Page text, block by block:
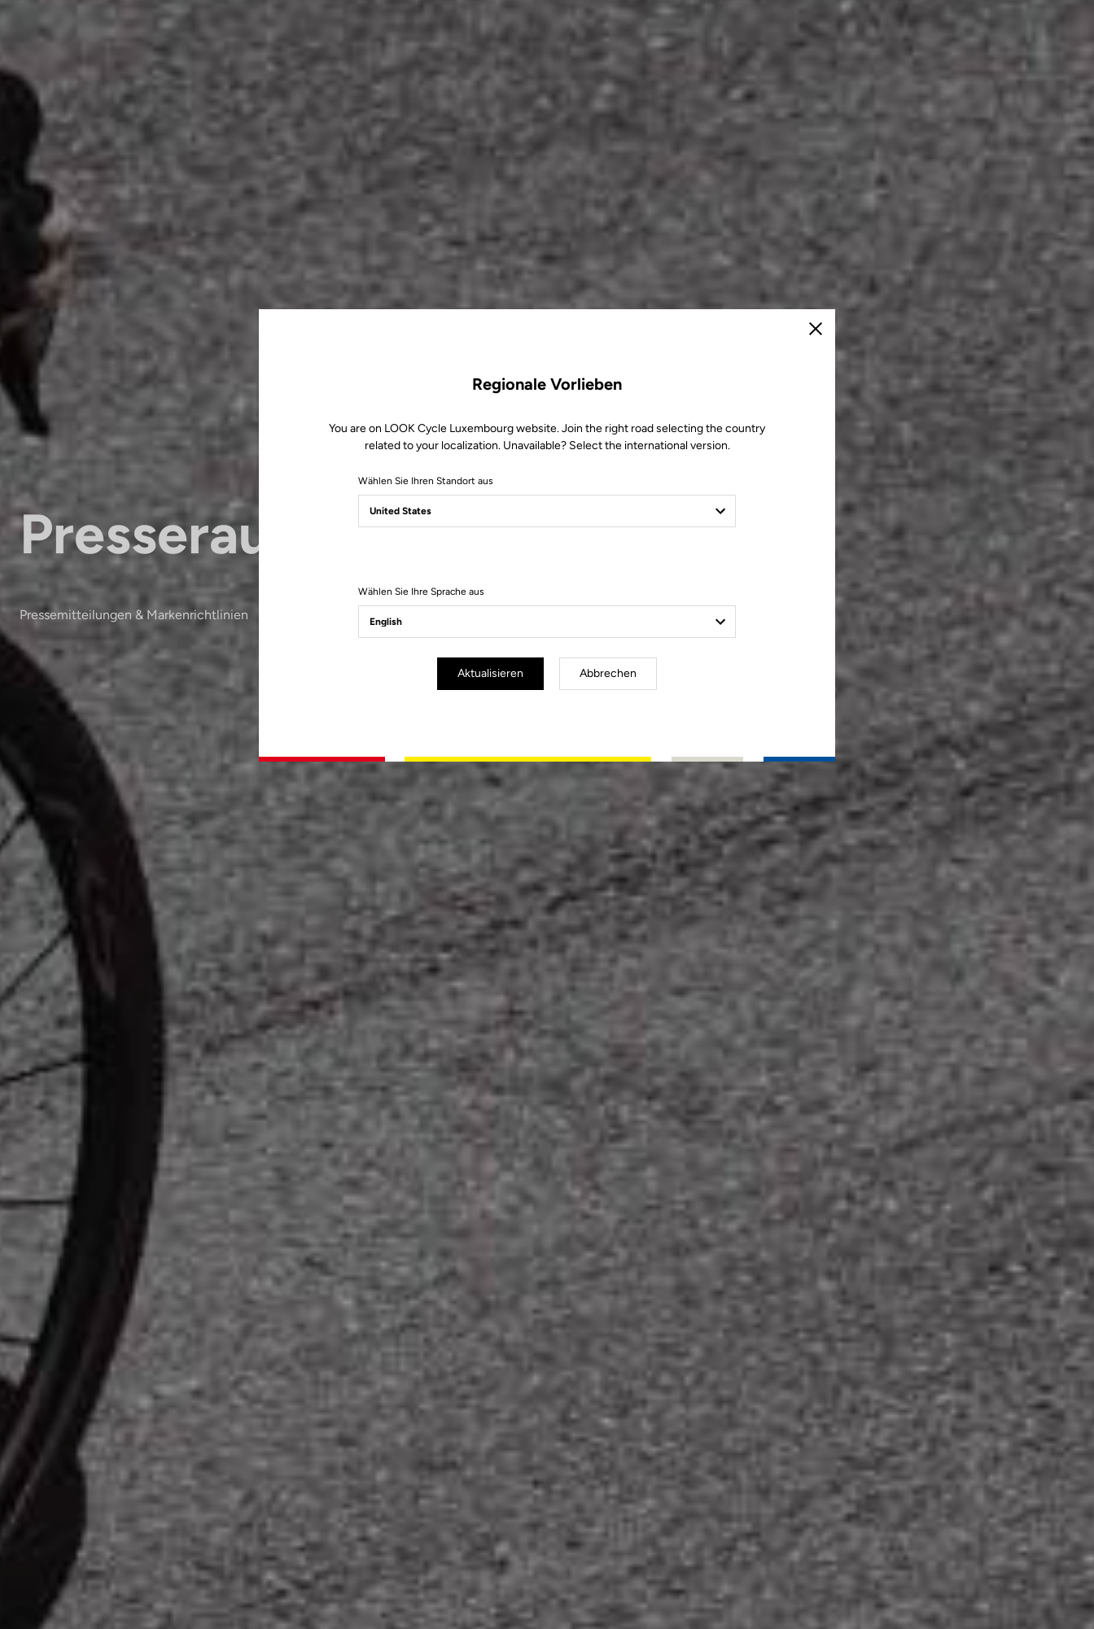
Presseraum
Pressemitteilungen & Markenrichtlinien
Schließen
Regionale Vorlieben
You are on LOOK Cycle Luxembourg website. Join the right road selecting the country
related to your localization. Unavailable? Select the international version.
Wählen Sie Ihren Standort aus
Wählen Sie Ihre Sprache aus
Aktualisieren Abbrechen